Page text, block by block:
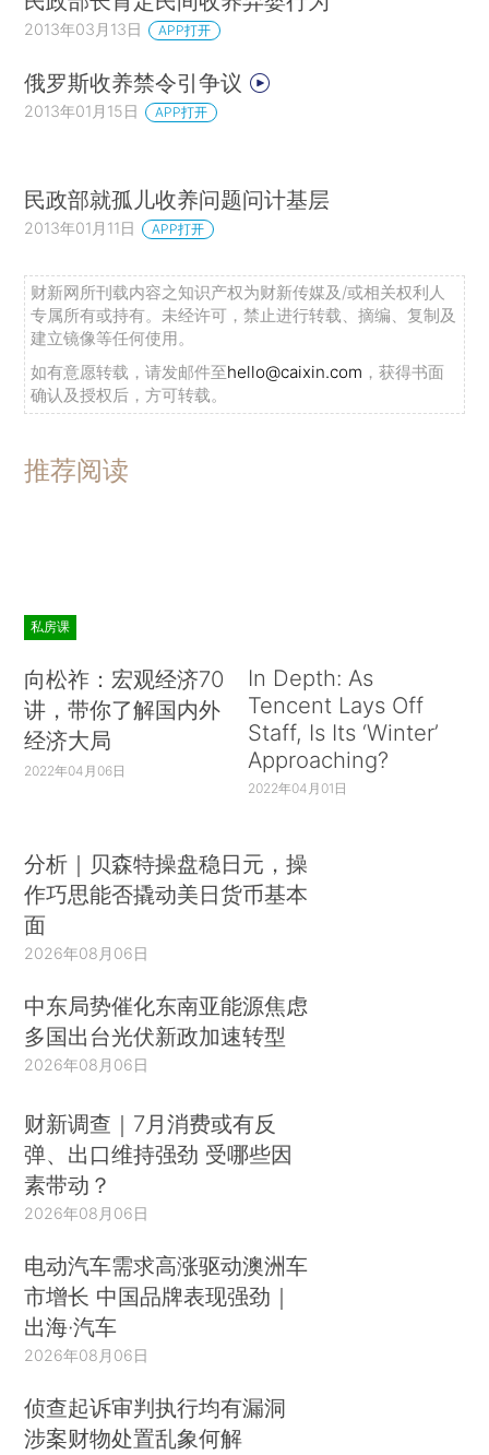
2013年03月13日 APP打开
俄罗斯收养禁令引争议
2013年01月15日 APP打开
民政部就孤儿收养问题问计基层
2013年01月11日 APP打开
财新网所刊载内容之知识产权为财新传媒及/或相关权利人
专属所有或持有。未经许可，禁止进行转载、摘编、复制及
建立镜像等任何使用。
如有意愿转载，请发邮件至hello@caixin.com ，获得书面
确认及授权后，方可转载。
推荐阅读
私房课
向松祚：宏观经济70
讲，带你了解国内外
经济大局
2022年04月06日
In Depth: As
Tencent Lays Off
Staff, Is Its ‘Winter’
Approaching?
2022年04月01日
分析｜贝森特操盘稳日元，操
作巧思能否撬动美日货币基本
面
2026年08月06日
中东局势催化东南亚能源焦虑
多国出台光伏新政加速转型
2026年08月06日
财新调查｜7月消费或有反
弹、出口维持强劲 受哪些因
素带动？
2026年08月06日
电动汽车需求高涨驱动澳洲车
市增长 中国品牌表现强劲｜
出海·汽车
2026年08月06日
侦查起诉审判执行均有漏洞
涉案财物处置乱象何解